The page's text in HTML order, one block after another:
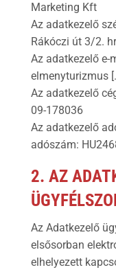
Marketing Kft
Az adatkezelő
Rákóczi út 3/2.
Az adatkezelő e-
elmenyturizmus
Az adatkezelő
09-178036
Az adatkezelő
adószám:
2. AZ
Az Adatkezelő
elsősorban
elhelyezett